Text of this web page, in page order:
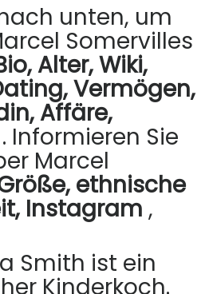
unten, um
Somervilles
Alter, Wiki,
Vermögen,
Affäre,
Informieren Sie
Marcel
ethnische
Instagram ,
Smith ist ein
Kinderkoch.